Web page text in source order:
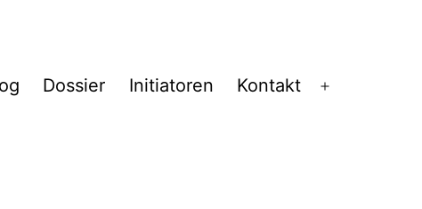
Dossier Initiatoren Kontakt